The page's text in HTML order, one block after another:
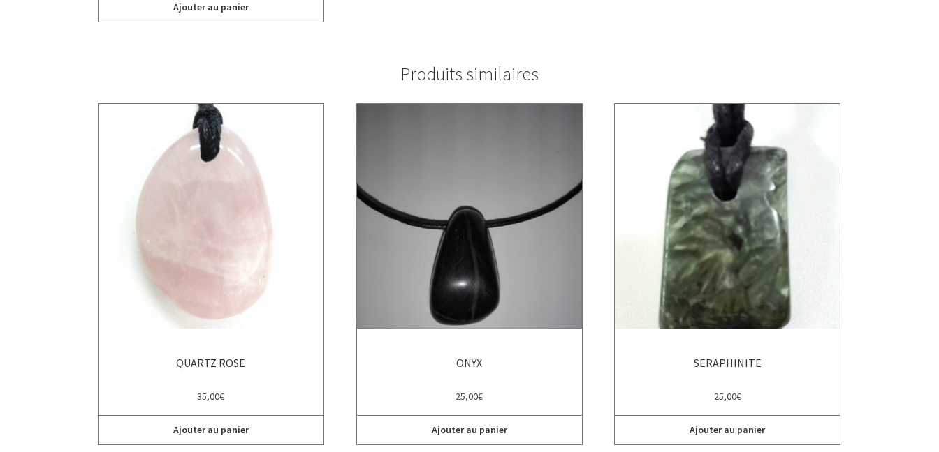
Ajouter au panier
Produits similaires
QUARTZ ROSE
35,00€
Ajouter au panier
ONYX
25,00€
Ajouter au panier
SERAPHINITE
25,00€
Ajouter au panier